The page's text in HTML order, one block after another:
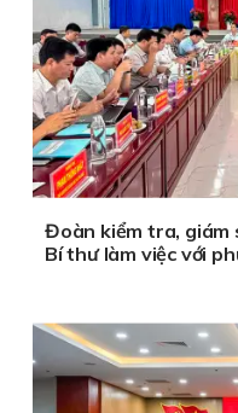
Đoàn kiểm tra, giám
Bí thư làm việc với